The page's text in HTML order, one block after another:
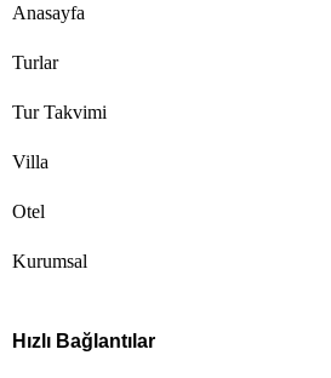
Anasayfa
Turlar
Tur Takvimi
Villa
Otel
Kurumsal
Hızlı Bağlantılar